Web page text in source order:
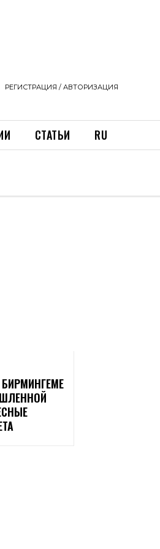
РЕГИСТРАЦИЯ / АВТОРИЗАЦИЯ
СТАТЬИ RU